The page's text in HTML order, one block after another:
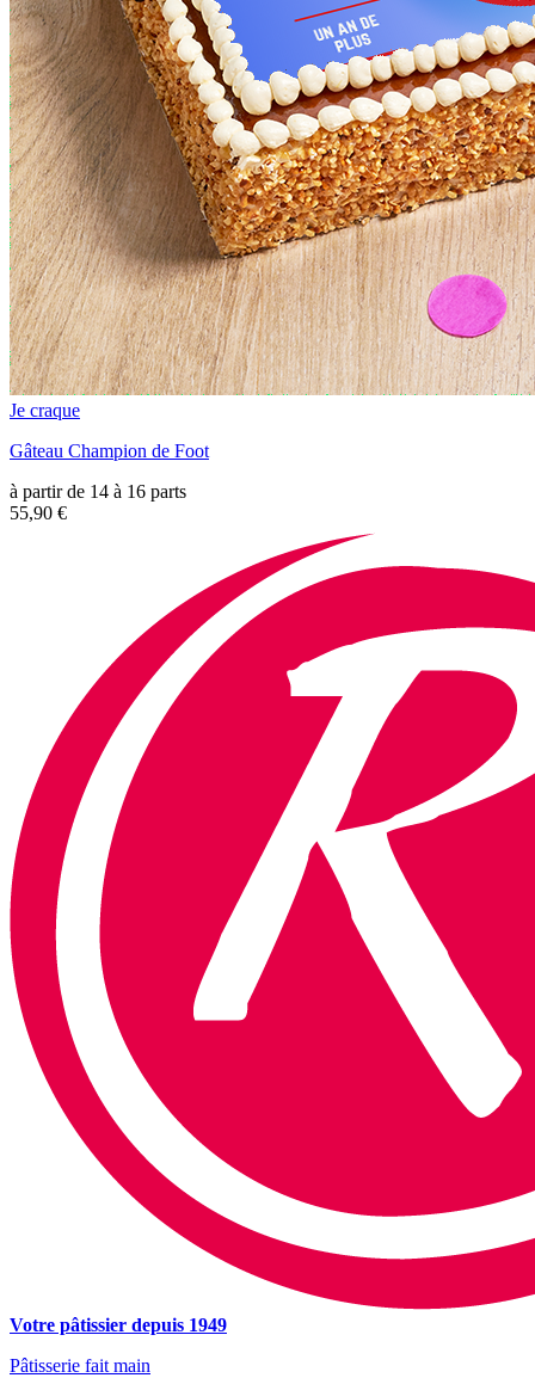
Je craque
Gâteau Champion de Foot
à partir de 14 à 16 parts
55,90 €
Votre pâtissier depuis 1949
Pâtisserie fait main